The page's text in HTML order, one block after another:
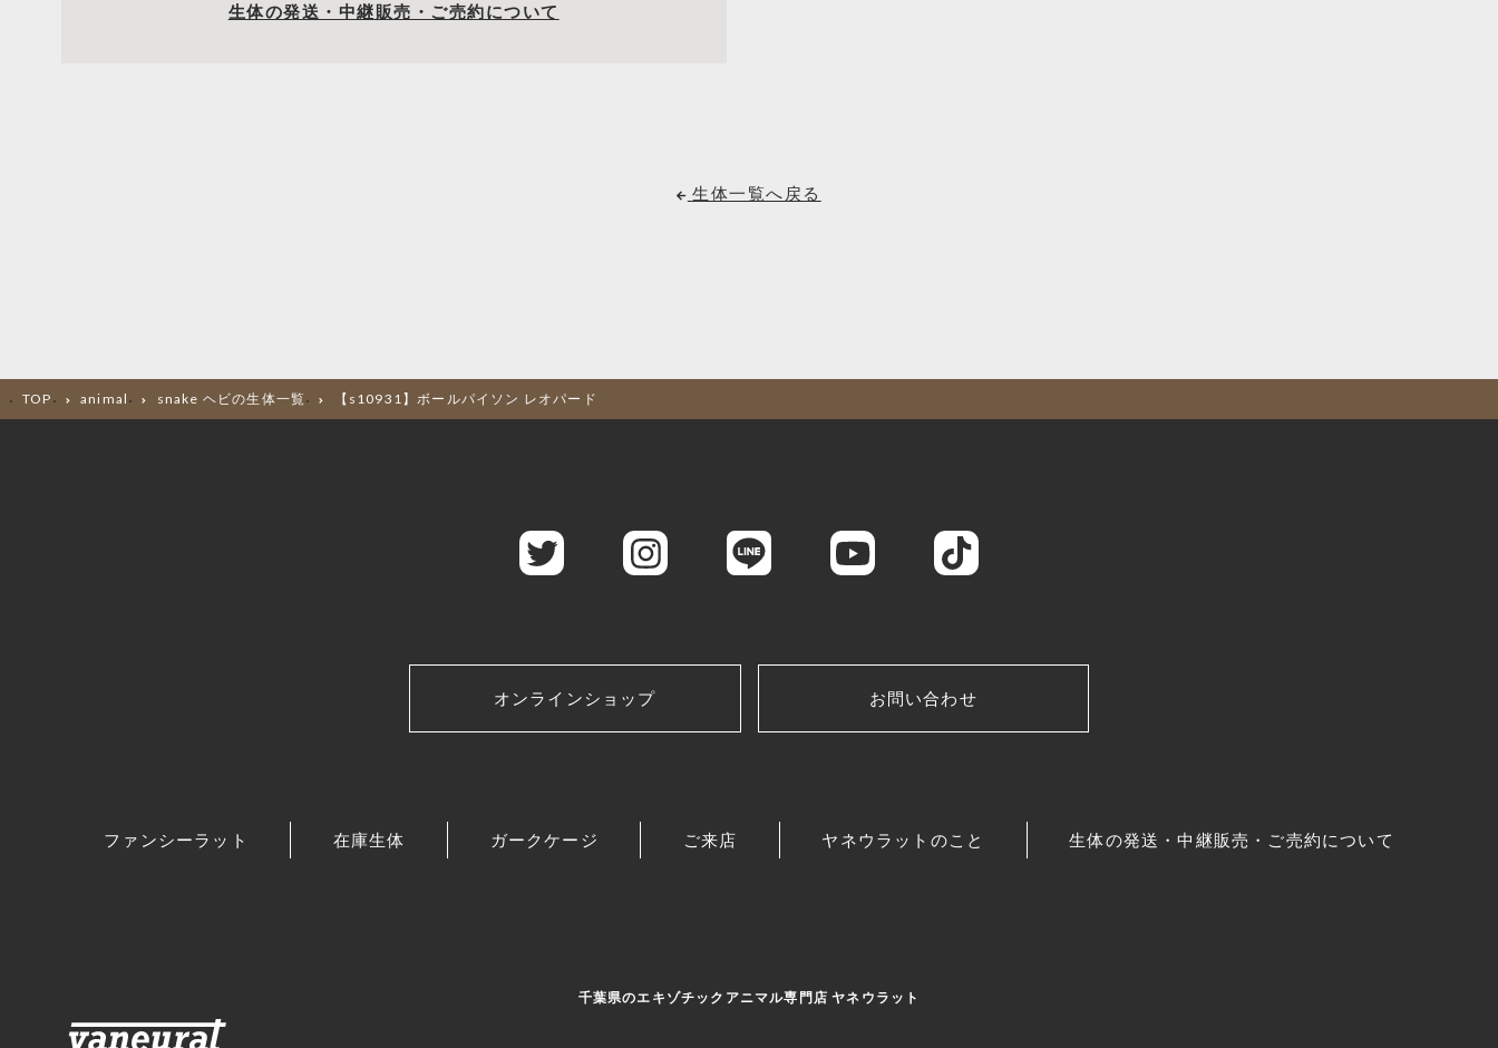
生体の発送・中継販売・ご売約について
生体一覧へ戻る
TOP animal snake ヘビの生体一覧 【s10931】ボールパイソン レオパード
オンラインショップ お問い合わせ
ファンシーラット 在庫生体 ガークケージ ご来店 ヤネウラットのこと 生体の発送・中継販売・ご売約について
千葉県のエキゾチックアニマル専門店 ヤネウラット